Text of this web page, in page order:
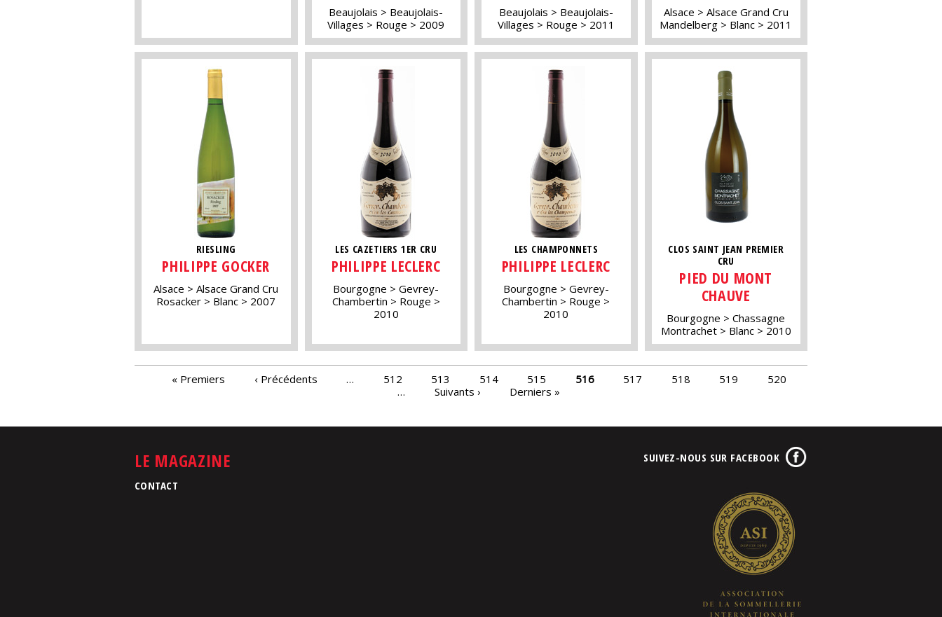
Beaujolais
Beaujolais-
Villages
Rouge 2009
Beaujolais
Beaujolais-
Villages
Rouge 2011
Alsace
Alsace Grand Cru
Mandelberg
Blanc 2011
RIESLING
PHILIPPE GOCKER
Alsace
Alsace Grand Cru
Rosacker
Blanc 2007
LES CAZETIERS 1ER CRU
PHILIPPE LECLERC
Bourgogne
Gevrey-
Chambertin
Rouge
2010
LES CHAMPONNETS
PHILIPPE LECLERC
Bourgogne
Gevrey-
Chambertin
Rouge
2010
CLOS SAINT JEAN PREMIER
CRU
PIED DU MONT
CHAUVE
Bourgogne
Chassagne
Montrachet
Blanc 2010
PAGES« Premiers ‹ Précédents … 512 513 514 515 516 517 518 519
520
…
Suivants › Derniers »
LE MAGAZINE
CONTACT
SUIVEZ-NOUS SUR FACEBOOK